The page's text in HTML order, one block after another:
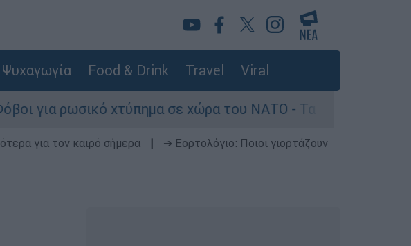
Ψυχαγωγία Food & Drink Travel Viral
χτύπημα σε χώρα του ΝΑΤΟ - Τα βασικά σενάρια έως το
για τον καιρό σήμερα
➔ Εορτολόγιο: Ποιοι γιορτάζουν